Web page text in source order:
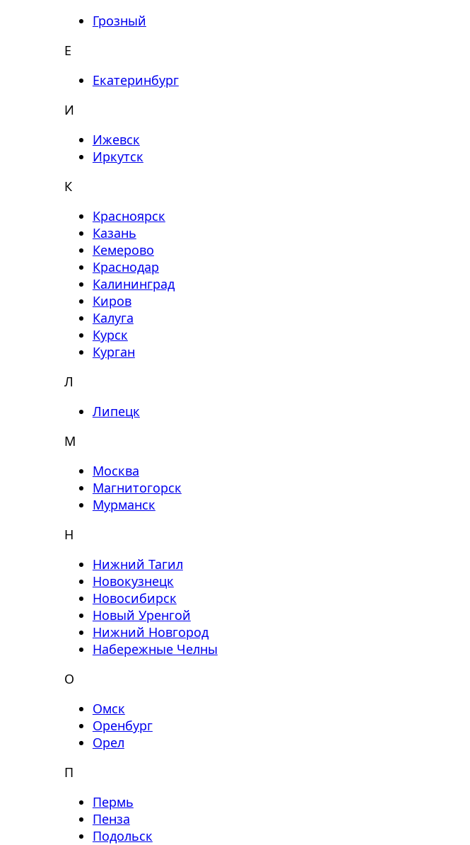
Грозный
Е
Екатеринбург
И
Ижевск
Иркутск
К
Красноярск
Казань
Кемерово
Краснодар
Калининград
Киров
Калуга
Курск
Курган
Л
Липецк
М
Москва
Магнитогорск
Мурманск
Н
Нижний Тагил
Новокузнецк
Новосибирск
Новый Уренгой
Нижний Новгород
Набережные Челны
О
Омск
Оренбург
Орел
П
Пермь
Пенза
Подольск